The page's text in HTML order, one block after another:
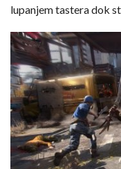
lupanjem tastera dok